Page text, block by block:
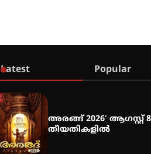
Latest Popular
അരങ്ങ് 2026′ ആഗസ്റ്റ്
തീയതികളിൽ